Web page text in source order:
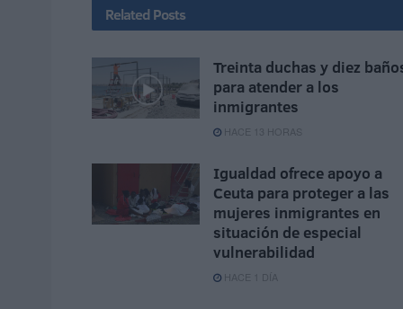
Related Posts
Treinta duchas y diez
para atender a los
inmigrantes
HACE 13 HORAS
Igualdad ofrece apoyo a
Ceuta para proteger a las
mujeres inmigrantes en
situación de especial
vulnerabilidad
HACE 1 DÍA